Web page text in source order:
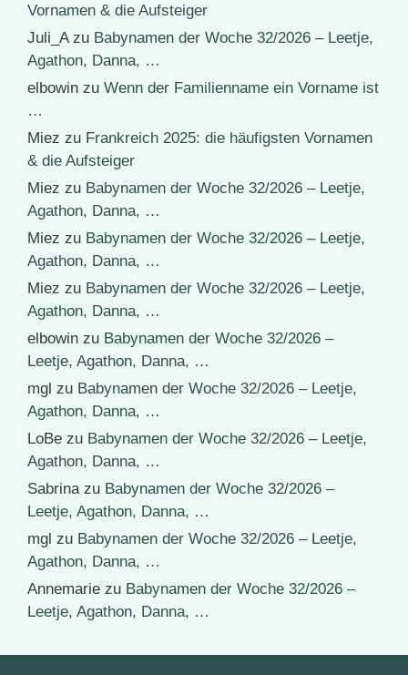
Vornamen & die Aufsteiger
Juli_Azu Babynamen der Woche 32/2026 – Leetje,
Agathon, Danna, …
elbowin zu Wenn der Familienname ein Vorname ist
…
Miez zu Frankreich 2025: die häufigsten Vornamen
& die Aufsteiger
Miez zu Babynamen der Woche 32/2026 – Leetje,
Agathon, Danna, …
Miez zu Babynamen der Woche 32/2026 – Leetje,
Agathon, Danna, …
Miez zu Babynamen der Woche 32/2026 – Leetje,
Agathon, Danna, …
elbowin zu Babynamen der Woche 32/2026 –
Leetje, Agathon, Danna, …
mgl zu Babynamen der Woche 32/2026 – Leetje,
Agathon, Danna, …
LoBe zu Babynamen der Woche 32/2026 – Leetje,
Agathon, Danna, …
Sabrina zu Babynamen der Woche 32/2026 –
Leetje, Agathon, Danna, …
mgl zu Babynamen der Woche 32/2026 – Leetje,
Agathon, Danna, …
Annemarie zu Babynamen der Woche 32/2026 –
Leetje, Agathon, Danna, …